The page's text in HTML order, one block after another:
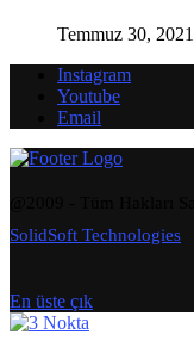
Temmuz 30, 2021
Instagram
Youtube
Email
SolidSoft Technologies
En üste çık